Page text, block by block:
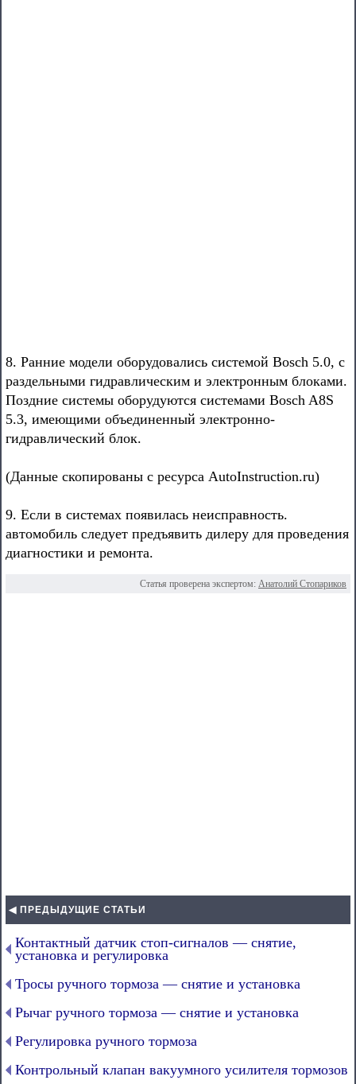
8. Ранние модели оборудовались системой Bosch 5.0, с
раздельными гидравлическим и электронным блоками.
Поздние системы оборудуются системами Bosch A8S
5.3, имеющими объединенный электронно-
гидравлический блок.
(Данные скопированы с ресурса AutoInstruction.ru)
9. Если в системах появилась неисправность.
автомобиль следует предъявить дилеру для проведения
диагностики и ремонта.
Статья проверена экспертом: Анатолий Стопариков
◀ ПРЕДЫДУЩИЕ СТАТЬИ
Контактный датчик стоп-сигналов — снятие,
установка и регулировка
Тросы ручного тормоза — снятие и установка
Рычаг ручного тормоза — снятие и установка
Регулировка ручного тормоза
Контрольный клапан вакуумного усилителя тормозов